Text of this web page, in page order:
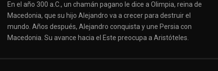
En el año 300 a.C., un chamán pagano le dice a Olimpia, reina de
Macedonia, que su hijo Alejandro va a crecer para destruir el
mundo. Años después, Alejandro conquista y une Persia con
Macedonia. Su avance hacia el Este preocupa a Aristóteles.